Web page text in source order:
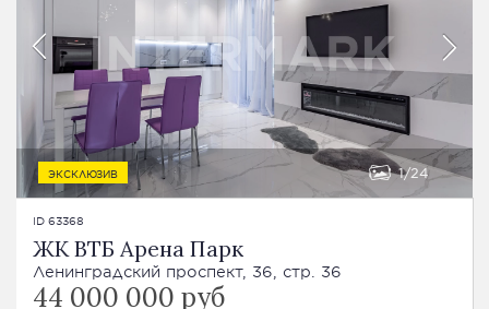
ЭКСКЛЮЗИВ 1 24
ID 63368
ЖК ВТБ Арена Парк
Ленинградский проспект, 36, стр. 36
44 000 000 руб